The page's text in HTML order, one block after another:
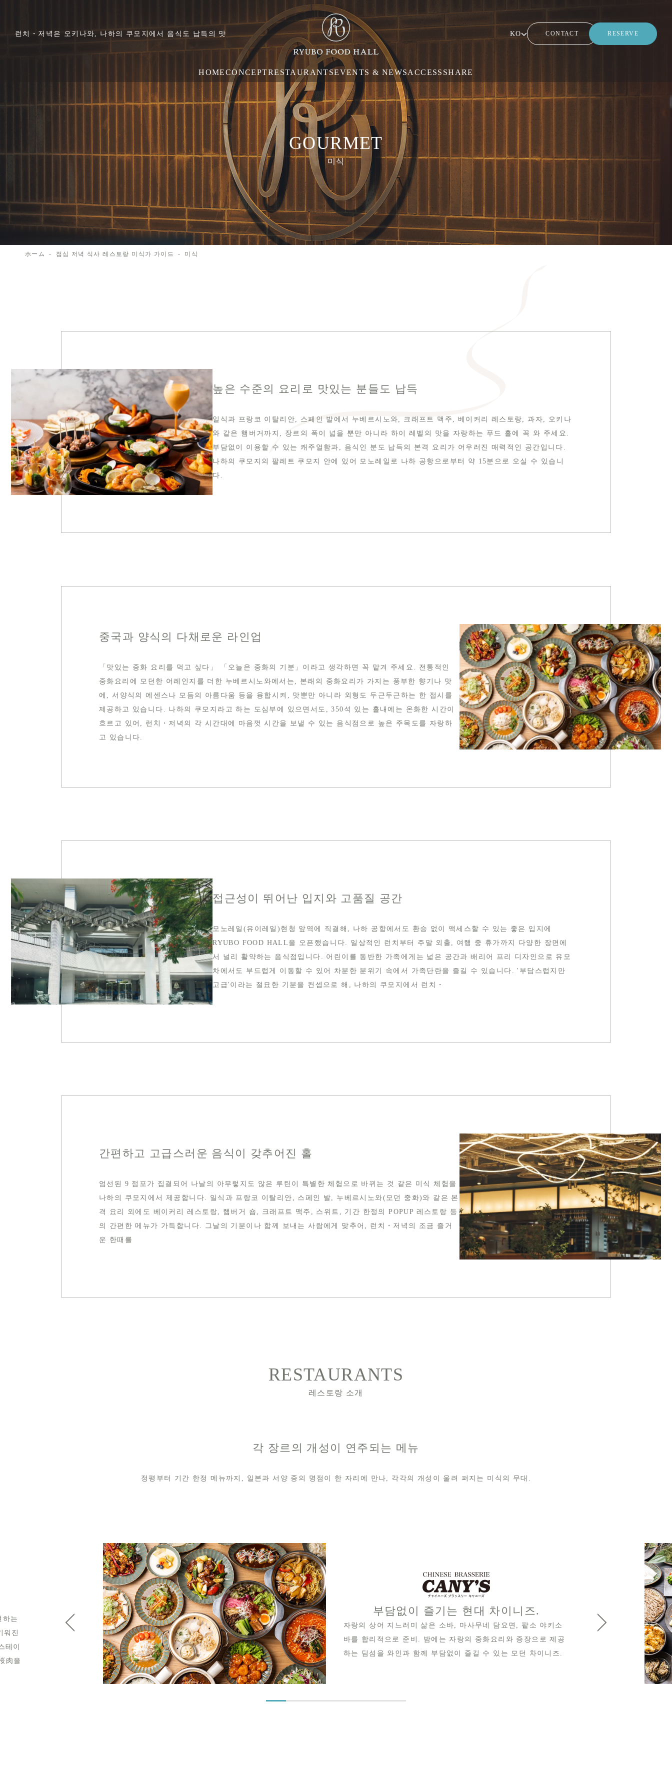
런치・저녁은 오키나와, 나하의 쿠모지에서 음식도 납득의 맛 KO CONTACT RESERVE
HOMECONCEPTRESTAURANTSEVENTS & NEWSACCESS SHARE
GOURMET
미식
ホーム 점심 저녁 식사 레스토랑 미식가 가이드 미식
높은 수준의 요리로 맛있는 분들도 납득
일식과 프랑코 이탈리안, 스페인 발에서 누베르시노와, 크래프트 맥주, 베이커리 레스토랑, 과자, 오키나
와 같은 햄버거까지, 장르의 폭이 넓을 뿐만 아니라 하이 레벨의 맛을 자랑하는 푸드 홀에 꼭 와 주세요.
부담없이 이용할 수 있는 캐주얼함과, 음식인 분도 납득의 본격 요리가 어우러진 매력적인 공간입니다.
나하의 쿠모지의 팔레트 쿠모지 안에 있어 모노레일로 나하 공항으로부터 약 15분으로 오실 수 있습니
다.
중국과 양식의 다채로운 라인업
「맛있는 중화 요리를 먹고 싶다」 「오늘은 중화의 기분」이라고 생각하면 꼭 맡겨 주세요. 전통적인
중화요리에 모던한 어레인지를 더한 누베르시노와에서는, 본래의 중화요리가 가지는 풍부한 향기나 맛
에, 서양식의 에센스나 모듬의 아름다움 등을 융합시켜, 맛뿐만 아니라 외형도 두근두근하는 한 접시를
제공하고 있습니다. 나하의 쿠모지라고 하는 도심부에 있으면서도, 350석 있는 홀내에는 온화한 시간이
흐르고 있어, 런치・저녁의 각 시간대에 마음껏 시간을 보낼 수 있는 음식점으로 높은 주목도를 자랑하
고 있습니다.
접근성이 뛰어난 입지와 고품질 공간
모노레일(유이레일)현청 앞역에 직결해, 나하 공항에서도 환승 없이 액세스할 수 있는 좋은 입지에
RYUBO FOOD HALL을 오픈했습니다. 일상적인 런치부터 주말 외출, 여행 중 휴가까지 다양한 장면에
서 널리 활약하는 음식점입니다. 어린이를 동반한 가족에게는 넓은 공간과 배리어 프리 디자인으로 유모
차에서도 부드럽게 이동할 수 있어 차분한 분위기 속에서 가족단란을 즐길 수 있습니다. '부담스럽지만
고급'이라는 절묘한 기분을 컨셉으로 해, 나하의 쿠모지에서 런치・
간편하고 고급스러운 음식이 갖추어진 홀
엄선된 9 점포가 집결되어 나날의 아무렇지도 않은 루틴이 특별한 체험으로 바뀌는 것 같은 미식 체험을
나하의 쿠모지에서 제공합니다. 일식과 프랑코 이탈리안, 스페인 발, 누베르시노와(모던 중화)와 같은 본
격 요리 외에도 베이커리 레스토랑, 햄버거 숍, 크래프트 맥주, 스위트, 기간 한정의 POPUP 레스토랑 등
의 간편한 메뉴가 가득합니다. 그날의 기분이나 함께 보내는 사람에게 맞추어, 런치・저녁의 조금 즐거
운 한때를
RESTAURANTS
레스토랑 소개
각 장르의 개성이 연주되는 메뉴
정평부터 기간 한정 메뉴까지, 일본과 서양 중의 명점이 한 자리에 만나, 각각의 개성이 울려 퍼지는 미식의 무대.
부담없이 즐기는 현대 차이니즈.
자랑의 상어 지느러미 삶은 소바, 마사무네 담요면, 팥소 야키소
바를 합리적으로 준비. 밤에는 자랑의 중화요리와 증장으로 제공
하는 딤섬을 와인과 함께 부담없이 즐길 수 있는 모던 차이니즈.
낮과 밤에도 엄
낮에는 자랑의 석구 거친 소바와 마
는 짠 소바, 소재를 고집한 갓 튀긴
와의 엄선한 재료를 사용한 해산물
술과 함께 마음껏 즐길 수 있습니다.